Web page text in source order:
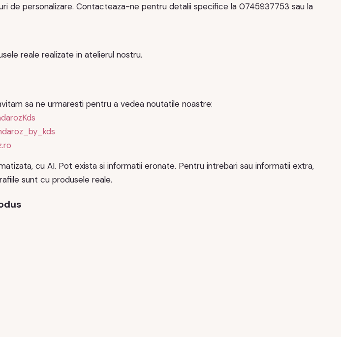
de personalizare. Contacteaza-ne pentru detalii specifice la 0745937753 sau la
reale realizate in atelierul nostru.
sa ne urmaresti pentru a vedea noutatile noastre:
cu AI. Pot exista si informatii eronate. Pentru intrebari sau informatii extra,
sunt cu produsele reale.